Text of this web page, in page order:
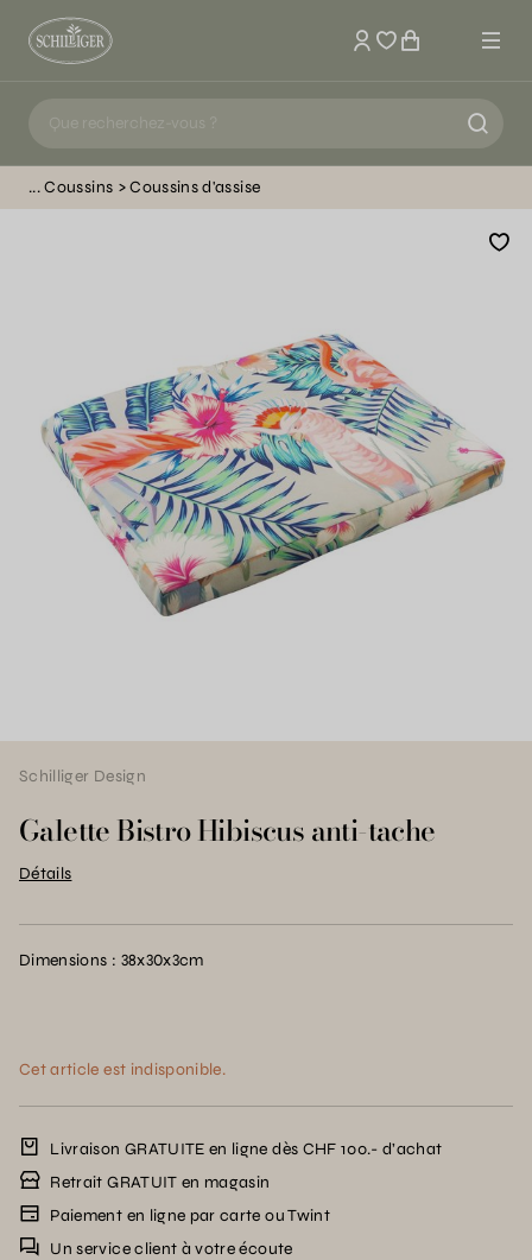
Mon compte
Coussins Coussins d'assise
Schilliger Design
Galette Bistro Hibiscus anti-tache
Détails
Dimensions : 38x30x3cm
Cet article est indisponible.
Livraison GRATUITE en ligne dès CHF 100.- d’achat
Retrait GRATUIT en magasin
Paiement en ligne par carte ou Twint
Un service client à votre écoute